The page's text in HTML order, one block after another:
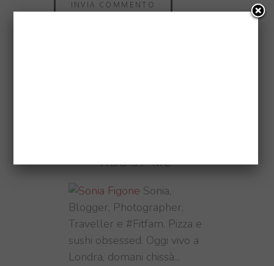
ABOUT ME
Sonia,
Blogger, Photographer,
Traveller e #Fitfam. Pizza e
sushi obsessed. Oggi vivo a
Londra, domani chissà...